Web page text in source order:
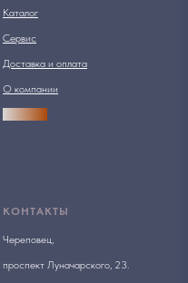
Каталог
Сервис
Доставка и оплата
О компании
КОНТАКТЫ
Череповец,
проспект Луначарского, 23.